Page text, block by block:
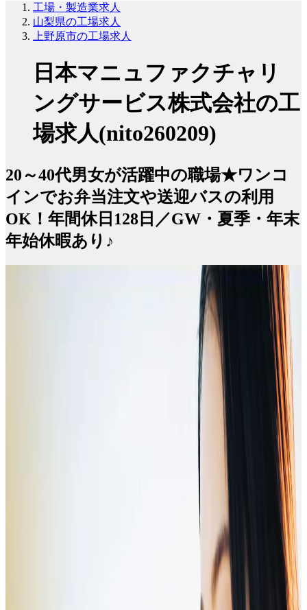
工場・製造業求人
山梨県の工場求人
上野原市の工場求人
日本マニュファクチャリ
ングサービス株式会社の工
場求人(nito260209)
20～40代男女が活躍中の職場★ワンコ
インでお弁当注文や送迎バスの利用
OK！年間休日128日／GW・夏季・年末
年始休暇あり♪